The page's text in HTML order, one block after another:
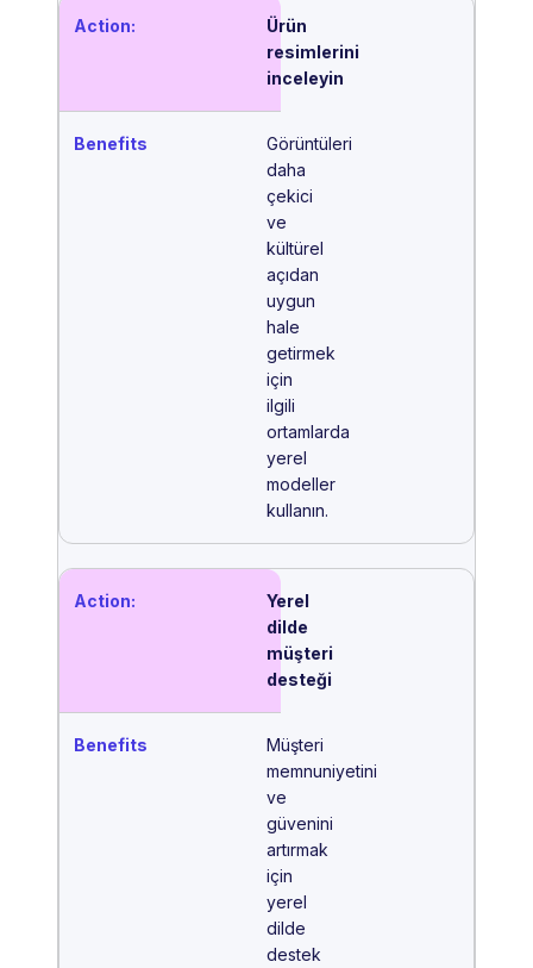
Ürün
resimlerini
inceleyin
Görüntüleri
daha
çekici
ve
kültürel
açıdan
uygun
hale
getirmek
için
ilgili
ortamlarda
yerel
modeller
kullanın.
Yerel
dilde
müşteri
desteği
Müşteri
memnuniyetini
ve
güvenini
artırmak
için
yerel
dilde
destek